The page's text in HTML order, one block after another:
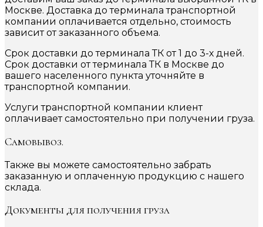
Москве. Доставка до терминала транспортной
компании оплачивается отдельно, стоимость
зависит от заказанного объема.
Срок доставки до терминала ТК от 1 до 3-х дней.
Срок доставки от терминала ТК в Москве до
вашего населенного пункта уточняйте в
транспортной компании.
Услуги транспортной компании клиент
оплачивает самостоятельно при получении груза.
Самовывоз.
Также вы можете самостоятельно забрать
заказанную и оплаченную продукцию с нашего
склада.
Документы для получения груза